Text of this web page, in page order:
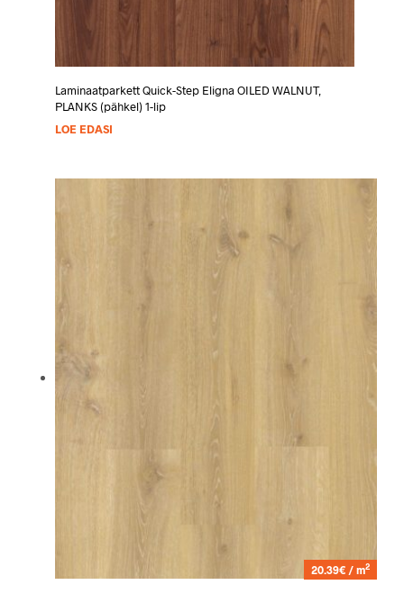
Laminaatparkett Quick-Step Eligna OILED WALNUT,
PLANKS (pähkel) 1-lip
LOE EDASI
20.39€ / m2